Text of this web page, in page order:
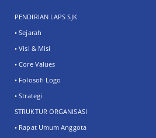
PENDIRIAN LAPS SJK
• Sejarah
• Visi & Misi
• Core Values
• Folosofi Logo
• Strategi
STRUKTUR ORGANISASI
• Rapat Umum Anggota